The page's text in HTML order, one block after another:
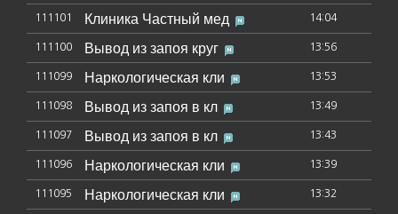
111101 Клиника Частный мед 14:04
111100 Вывод из запоя круг 13:56
111099 Наркологическая кли 13:53
111098 Вывод из запоя в кл 13:49
111097 Вывод из запоя в кл 13:43
111096 Наркологическая кли 13:39
111095 Наркологическая кли 13:32